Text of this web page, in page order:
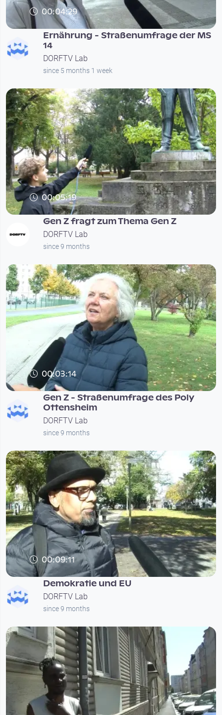
00:04:29
Ernährung - Straßenumfrage der MS
14
DORFTV Lab
since 5 months 1 week
00:05:19
Gen Z fragt zum Thema Gen Z
DORFTV Lab
since 9 months
00:03:14
Gen Z - Straßenumfrage des Poly
Ottensheim
DORFTV Lab
since 9 months
00:09:11
Demokratie und EU
DORFTV Lab
since 9 months